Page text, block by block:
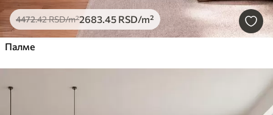
4472.42RSD/m²2683.45 RSD/m²
Палме